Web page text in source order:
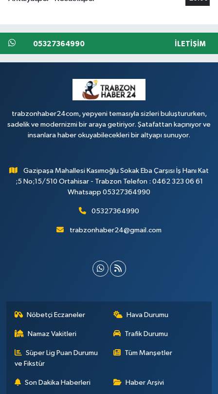
05327364990 İLETIŞIM
trabzonhaber24com, yepyeni temasıyla sizleri buluştururken,
sadelik ve modernizmi bir araya getiriyor. Şatafattan kaçınıyor ve
insanlara haber okuyabilecekleri bir altyapı sunuyor.
Gazipaşa Mahallesi Kasımoğlu Sokak Eba Çarşısı İş Hanı Kat
;5 No;15/510 Ortahisar - Trabzon Telefon : 0462 323 06 61
Whatsapp 05327364990
05327364990
trabzonhaber24@gmail.com
Nöbetçi Eczaneler Hava Durumu
Namaz Vakitleri Trafik Durumu
Süper Lig Puan Durumu
ve Fikstür
Tüm Manşetler
Son Dakika Haberleri Haber Arşivi